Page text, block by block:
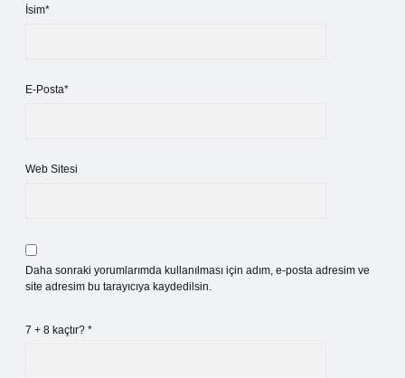
İsim*
E-Posta*
Web Sitesi
Daha sonraki yorumlarımda kullanılması için adım, e-posta adresim ve
site adresim bu tarayıcıya kaydedilsin.
7 + 8 kaçtır? *